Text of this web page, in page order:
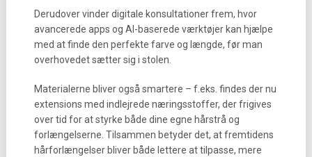
Derudover vinder digitale konsultationer frem, hvor
avancerede apps og AI-baserede værktøjer kan hjælpe
med at finde den perfekte farve og længde, før man
overhovedet sætter sig i stolen.
Materialerne bliver også smartere – f.eks. findes der nu
extensions med indlejrede næringsstoffer, der frigives
over tid for at styrke både dine egne hårstrå og
forlængelserne. Tilsammen betyder det, at fremtidens
hårforlængelser bliver både lettere at tilpasse, mere